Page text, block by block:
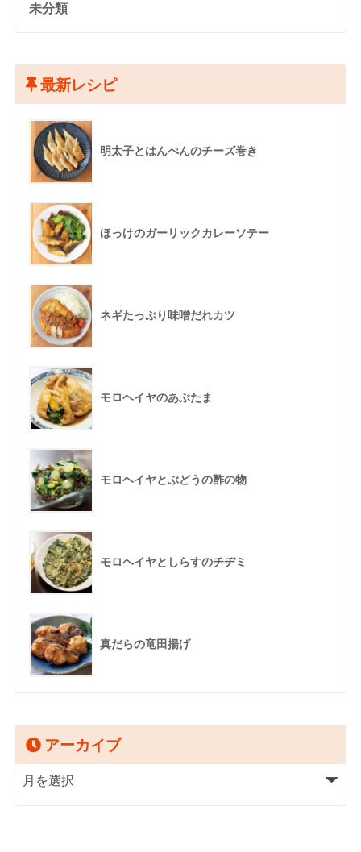
未分類
最新レシピ
明太子とはんぺんのチーズ巻き
ほっけのガーリックカレーソテー
ネギたっぷり味噌だれカツ
モロヘイヤのあぶたま
モロヘイヤとぶどうの酢の物
モロヘイヤとしらすのチヂミ
真だらの竜田揚げ
アーカイブ